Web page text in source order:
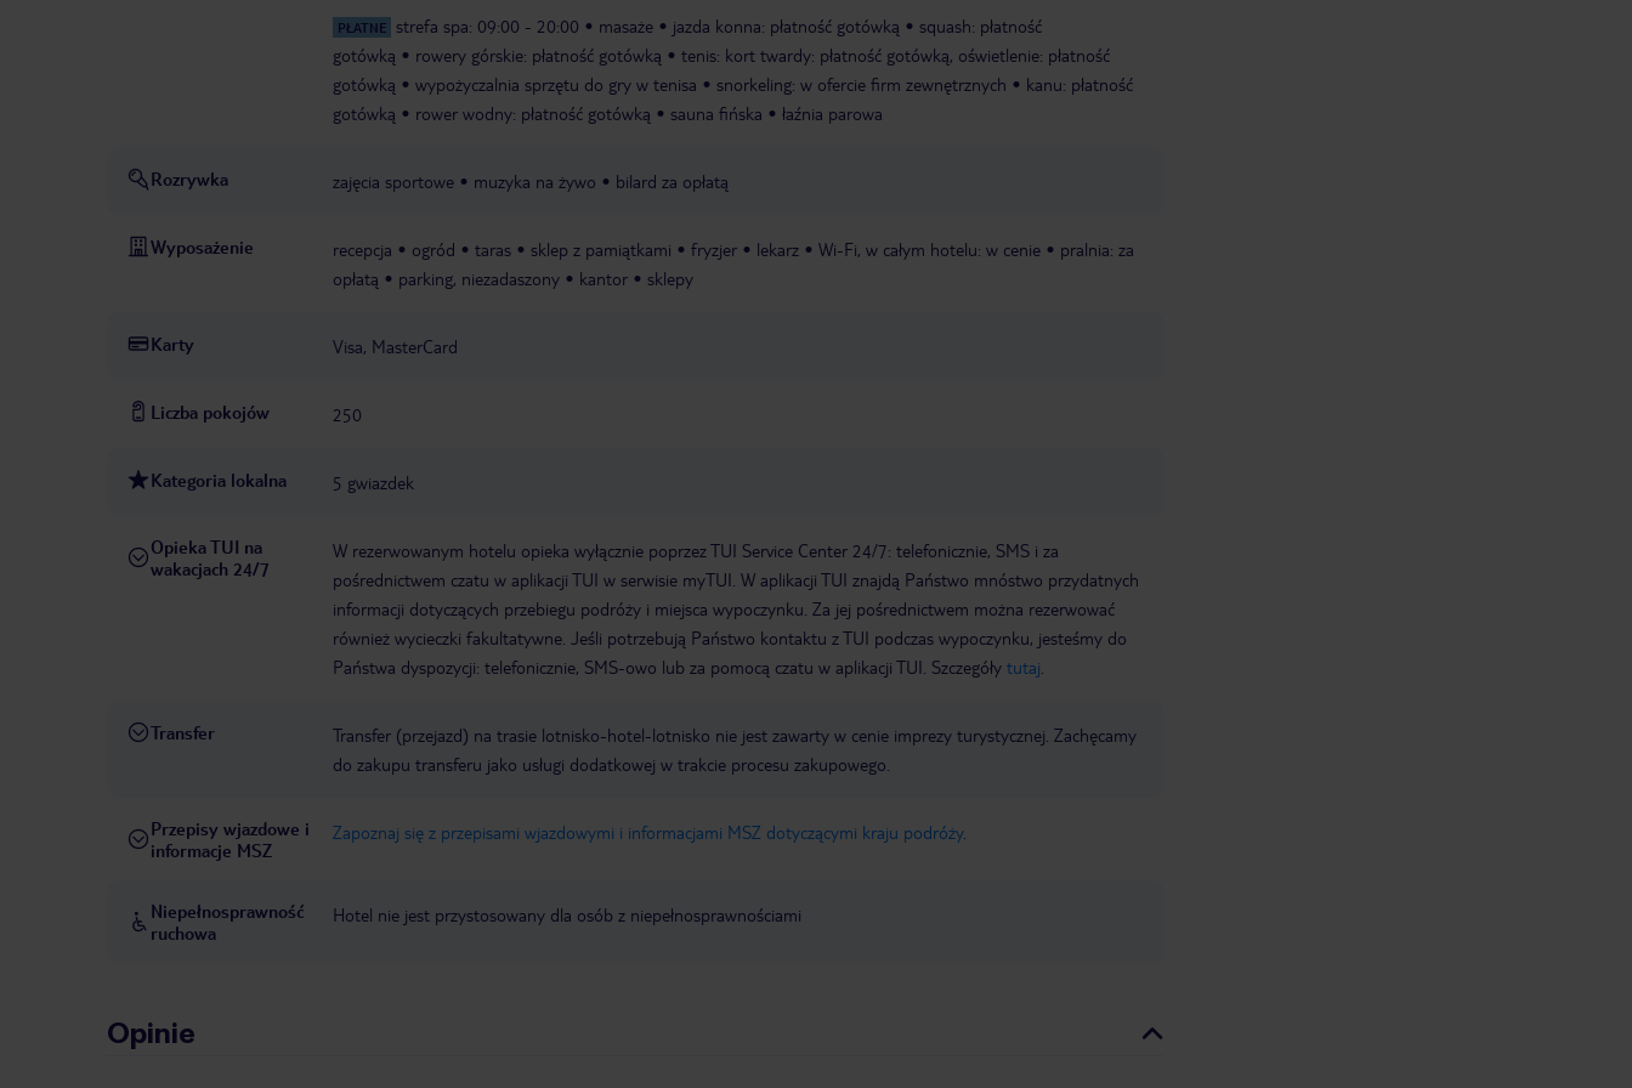
PŁATNE strefa spa: 09:00 - 20:00 masaże jazda konna: płatność gotówką
squash: płatność
gotówką
rowery górskie: płatność gotówką
tenis: kort twardy: płatność gotówką, oświetlenie: płatność
gotówką
wypożyczalnia sprzętu do gry w tenisa snorkeling: w ofercie firm zewnętrznych
kanu: płatność
gotówką
rower wodny: płatność gotówką sauna fińska łaźnia parowa
Rozrywka zajęcia sportowe muzyka na żywo bilard za opłatą
Wyposażenie recepcja ogród taras sklep z pamiątkami fryzjer lekarz Wi-Fi, w całym hotelu: w cenie
pralnia: za
opłatą
parking, niezadaszony kantor sklepy
Karty Visa, MasterCard
Liczba pokojów 250
Kategoria lokalna 5 gwiazdek
Opieka TUI na
wakacjach 24/7
W rezerwowanym hotelu opieka wyłącznie poprzez TUI Service Center 24/7: telefonicznie, SMS i za
pośrednictwem czatu w aplikacji TUI w serwisie myTUI. W aplikacji TUI znajdą Państwo mnóstwo przydatnych
informacji dotyczących przebiegu podróży i miejsca wypoczynku. Za jej pośrednictwem można rezerwować
również wycieczki fakultatywne. Jeśli potrzebują Państwo kontaktu z TUI podczas wypoczynku, jesteśmy do
Państwa dyspozycji: telefonicznie, SMS-owo lub za pomocą czatu w aplikacji TUI. Szczegóły tutaj
Transfer
Transfer (przejazd) na trasie lotnisko-hotel-lotnisko nie jest zawarty w cenie imprezy turystycznej. Zachęcamy
do zakupu transferu jako usługi dodatkowej w trakcie procesu zakupowego.
Przepisy wjazdowe i
informacje MSZ
Zapoznaj się z przepisami wjazdowymi i informacjami MSZ dotyczącymi kraju podróży.
Niepełnosprawność
ruchowa
Hotel nie jest przystosowany dla osób z niepełnosprawnościami
Opinie